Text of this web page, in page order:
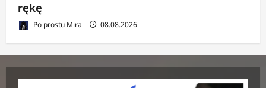
rękę
Po prostu Mira 08.08.2026